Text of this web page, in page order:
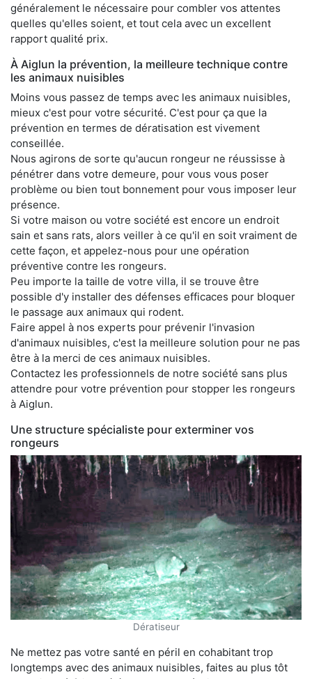
généralement le nécessaire pour combler vos attentes
quelles qu'elles soient, et tout cela avec un excellent
rapport qualité prix.
À Aiglun la prévention, la meilleure technique contre
les animaux nuisibles
Moins vous passez de temps avec les animaux nuisibles,
mieux c'est pour votre sécurité. C'est pour ça que la
prévention en termes de dératisation est vivement
conseillée.
Nous agirons de sorte qu'aucun rongeur ne réussisse à
pénétrer dans votre demeure, pour vous vous poser
problème ou bien tout bonnement pour vous imposer leur
présence.
Si votre maison ou votre société est encore un endroit
sain et sans rats, alors veiller à ce qu'il en soit vraiment de
cette façon, et appelez-nous pour une opération
préventive contre les rongeurs.
Peu importe la taille de votre villa, il se trouve être
possible d'y installer des défenses efficaces pour bloquer
le passage aux animaux qui rodent.
Faire appel à nos experts pour prévenir l'invasion
d'animaux nuisibles, c'est la meilleure solution pour ne pas
être à la merci de ces animaux nuisibles.
Contactez les professionnels de notre société sans plus
attendre pour votre prévention pour stopper les rongeurs
à Aiglun.
Une structure spécialiste pour exterminer vos
rongeurs
Dératiseur
Ne mettez pas votre santé en péril en cohabitant trop
longtemps avec des animaux nuisibles, faites au plus tôt